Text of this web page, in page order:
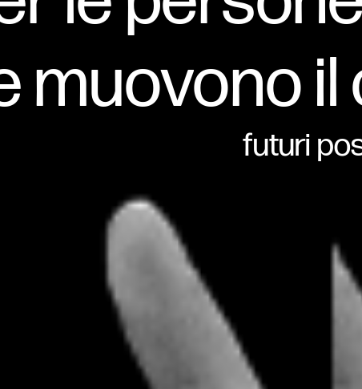
muovono
futuri